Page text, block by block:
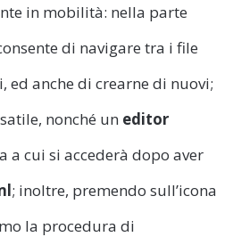
in mobilità: nella parte
di navigare tra i file
anche di crearne di nuovi;
nonché un editor
a cui si accederà dopo aver
; inoltre, premendo sull’icona
la procedura di